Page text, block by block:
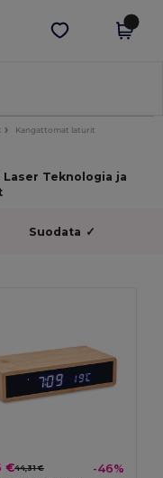
Hae sovellus
Kangattomat laturit
Teknologia ja
Suodata ✓
€44,31 € -46%